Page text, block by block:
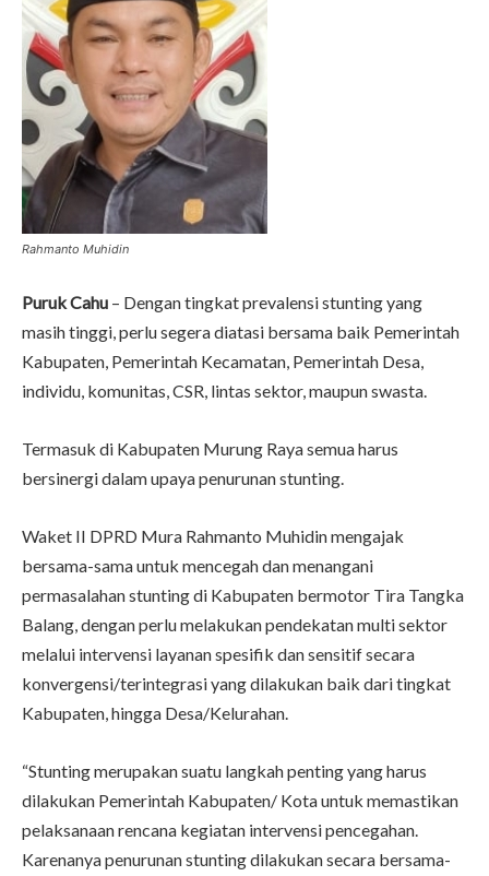
Rahmanto Muhidin
Puruk Cahu – Dengan tingkat prevalensi stunting yang
masih tinggi, perlu segera diatasi bersama baik Pemerintah
Kabupaten, Pemerintah Kecamatan, Pemerintah Desa,
individu, komunitas, CSR, lintas sektor, maupun swasta.
Termasuk di Kabupaten Murung Raya semua harus
bersinergi dalam upaya penurunan stunting.
Waket II DPRD Mura Rahmanto Muhidin mengajak
bersama-sama untuk mencegah dan menangani
permasalahan stunting di Kabupaten bermotor Tira Tangka
Balang, dengan perlu melakukan pendekatan multi sektor
melalui intervensi layanan spesifik dan sensitif secara
konvergensi/terintegrasi yang dilakukan baik dari tingkat
Kabupaten, hingga Desa/Kelurahan.
“Stunting merupakan suatu langkah penting yang harus
dilakukan Pemerintah Kabupaten/ Kota untuk memastikan
pelaksanaan rencana kegiatan intervensi pencegahan.
Karenanya penurunan stunting dilakukan secara bersama-